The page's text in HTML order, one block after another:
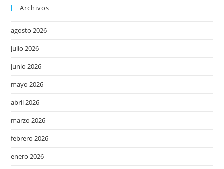
Archivos
agosto 2026
julio 2026
junio 2026
mayo 2026
abril 2026
marzo 2026
febrero 2026
enero 2026